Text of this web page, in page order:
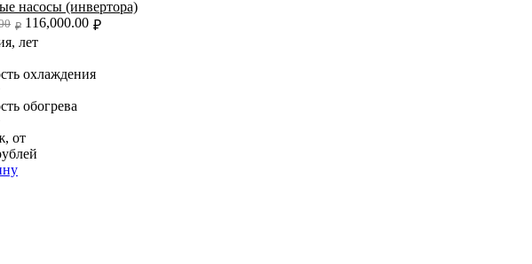
насосы (инвертора)
₽ ₽
116,000.00
лет
охлаждения
обогрева
от